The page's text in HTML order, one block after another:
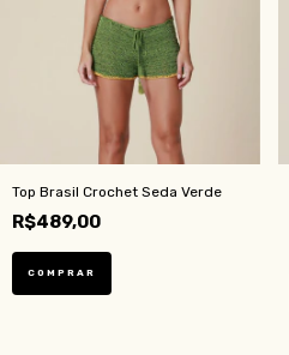
Top Brasil Crochet Seda Verde
R$489,00
COMPRAR